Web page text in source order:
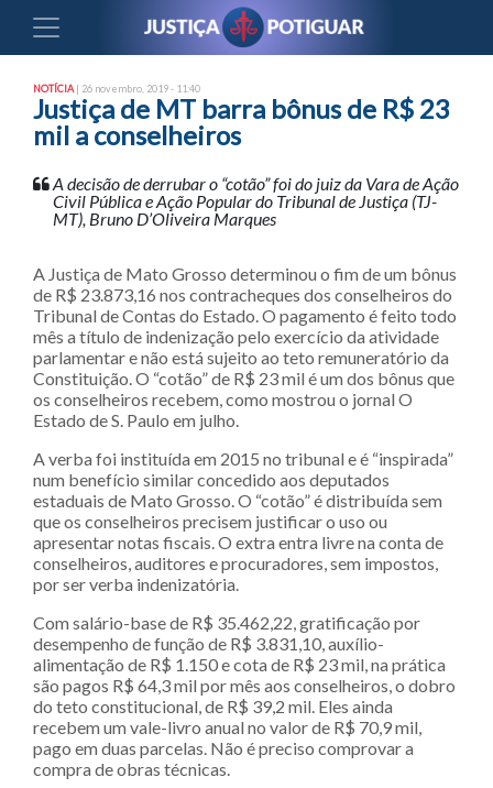
NOTÍCIA | 26 novembro, 2019 - 11:40
Justiça de MT barra bônus de R$ 23
mil a conselheiros
A decisão de derrubar o “cotão” foi do juiz da Vara de Ação
Civil Pública e Ação Popular do Tribunal de Justiça (TJ-
MT), Bruno D’Oliveira Marques
A Justiça de Mato Grosso determinou o fim de um bônus
de R$ 23.873,16 nos contracheques dos conselheiros do
Tribunal de Contas do Estado. O pagamento é feito todo
mês a título de indenização pelo exercício da atividade
parlamentar e não está sujeito ao teto remuneratório da
Constituição. O “cotão” de R$ 23 mil é um dos bônus que
os conselheiros recebem, como mostrou o jornal O
Estado de S. Paulo em julho.
A verba foi instituída em 2015 no tribunal e é “inspirada”
num benefício similar concedido aos deputados
estaduais de Mato Grosso. O “cotão” é distribuída sem
que os conselheiros precisem justificar o uso ou
apresentar notas fiscais. O extra entra livre na conta de
conselheiros, auditores e procuradores, sem impostos,
por ser verba indenizatória.
Com salário-base de R$ 35.462,22, gratificação por
desempenho de função de R$ 3.831,10, auxílio-
alimentação de R$ 1.150 e cota de R$ 23 mil, na prática
são pagos R$ 64,3 mil por mês aos conselheiros, o dobro
do teto constitucional, de R$ 39,2 mil. Eles ainda
recebem um vale-livro anual no valor de R$ 70,9 mil,
pago em duas parcelas. Não é preciso comprovar a
compra de obras técnicas.